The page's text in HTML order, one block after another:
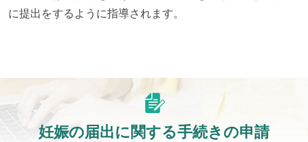
に提出をするように指導されます。
妊娠の届出に関する手続きの申請